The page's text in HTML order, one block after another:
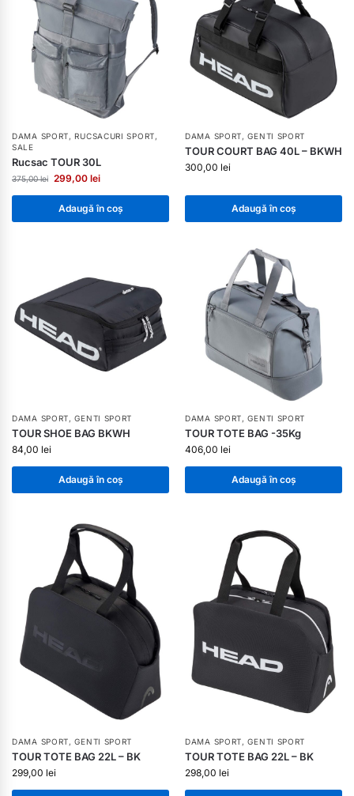
DAMA SPORT,RUCSACURI SPORT,
SALE
Rucsac TOUR 30L
375,00lei 299,00 lei
Adaugă în coș
DAMA SPORT,GENTI SPORT
TOUR COURT BAG 40L – BKWH
300,00 lei
Adaugă în coș
DAMA SPORT,GENTI SPORT
TOUR SHOE BAG BKWH
84,00 lei
Adaugă în coș
DAMA SPORT,GENTI SPORT
TOUR TOTE BAG -35Kg
406,00 lei
Adaugă în coș
DAMA SPORT,GENTI SPORT
TOUR TOTE BAG 22L – BK
299,00 lei
DAMA SPORT,GENTI SPORT
TOUR TOTE BAG 22L – BK
298,00 lei